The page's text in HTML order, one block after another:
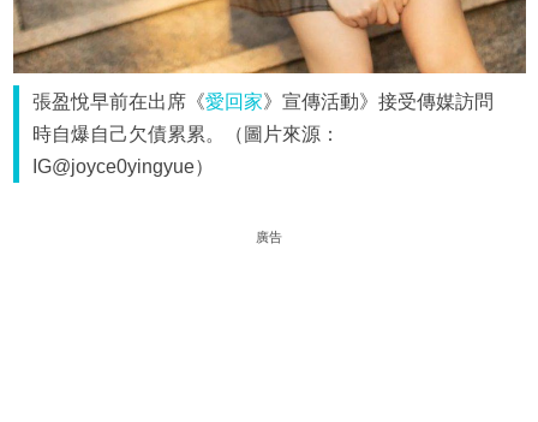
張盈悅早前在出席《愛回家》宣傳活動》接受傳媒訪問
時自爆自己欠債累累。（圖片來源：
IG@joyce0yingyue）
廣告